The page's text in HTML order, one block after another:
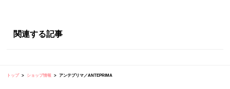
関連する記事
トップ ショップ情報 アンテプリマ／ANTEPRIMA